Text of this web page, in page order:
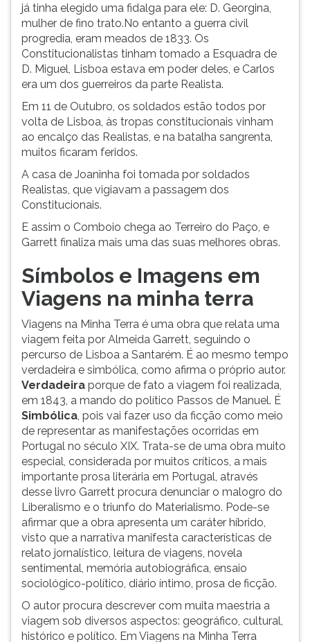
já tinha elegido uma fidalga para ele: D. Georgina,
mulher de fino trato.No entanto a guerra civil
progredia, eram meados de 1833. Os
Constitucionalistas tinham tomado a Esquadra de
D. Miguel, Lisboa estava em poder deles, e Carlos
era um dos guerreiros da parte Realista.
Em 11 de Outubro, os soldados estão todos por
volta de Lisboa, às tropas constitucionais vinham
ao encalço das Realistas, e na batalha sangrenta,
muitos ficaram feridos.
A casa de Joaninha foi tomada por soldados
Realistas, que vigiavam a passagem dos
Constitucionais.
E assim o Comboio chega ao Terreiro do Paço, e
Garrett finaliza mais uma das suas melhores obras.
Símbolos e Imagens em
Viagens na minha terra
Viagens na Minha Terra é uma obra que relata uma
viagem feita por Almeida Garrett, seguindo o
percurso de Lisboa a Santarém. É ao mesmo tempo
verdadeira e simbólica, como afirma o próprio autor.
Verdadeira porque de fato a viagem foi realizada,
em 1843, a mando do político Passos de Manuel. É
Simbólica, pois vai fazer uso da ficção como meio
de representar as manifestações ocorridas em
Portugal no século XIX. Trata-se de uma obra muito
especial, considerada por muitos críticos, a mais
importante prosa literária em Portugal, através
desse livro Garrett procura denunciar o malogro do
Liberalismo e o triunfo do Materialismo. Pode-se
afirmar que a obra apresenta um caráter híbrido,
visto que a narrativa manifesta características de
relato jornalístico, leitura de viagens, novela
sentimental, memória autobiográfica, ensaio
sociológico-político, diário íntimo, prosa de ficção.
O autor procura descrever com muita maestria a
viagem sob diversos aspectos: geográfico, cultural,
histórico e político. Em Viagens na Minha Terra